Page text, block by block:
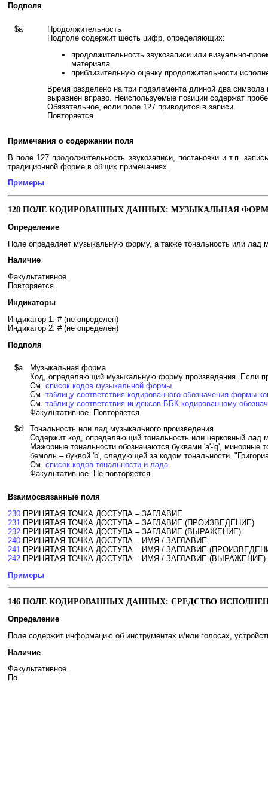
Подполя
$a
Продолжительность
Подполе содержит шесть цифр, определяющих:
продолжительность звукозаписи или визуально-
материала
приблизительную оценку продолжительности
Время разделено на три подэлемента длиной два
выравнен вправо. Неиспользуемые позиции содержат
Обязательное, если поле 127 приводится в записи.
Повторяется.
Примечания о содержании поля
В поле 127 продолжительность звукозаписи, постановки и т.п.
традиционной форме в общих примечаниях.
Примеры
128 ПОЛЕ КОДИРОВАННЫХ ДАННЫХ: МУЗЫКАЛЬНАЯ
Определение
Поле определяет музыкальную форму, а также тональность или лад
Наличие
Факультативное.
Повторяется.
Индикаторы
Индикатор 1: # (не определен)
Индикатор 2: # (не определен)
Подполя
$a
Музыкальная форма
Код, определяющий музыкальную форму произведения. Если
См. список кодов музыкальной формы.
См. таблицу соответствия кодированного обозначения формы
См. таблицу соответствия индексов ББК кодированному
Факультативное. Повторяется.
$d
Тональность или лад музыкального произведения
Содержит код, определяющий тональность или церковный лад
Мажорные тональности обозначаются буквами 'a'-'g', минорные
бемоль – буквой 'b', следующей за кодом тональности.
См. список кодов тональности и лада.
Факультативное. Не повторяется.
Взаимосвязанные поля
230 ПРИНЯТАЯ ТОЧКА ДОСТУПА – ЗАГЛАВИЕ
231 ПРИНЯТАЯ ТОЧКА ДОСТУПА – ЗАГЛАВИЕ (ПРОИЗВЕДЕНИЕ)
232 ПРИНЯТАЯ ТОЧКА ДОСТУПА – ЗАГЛАВИЕ (ВЫРАЖЕНИЕ)
240 ПРИНЯТАЯ ТОЧКА ДОСТУПА – ИМЯ / ЗАГЛАВИЕ
241 ПРИНЯТАЯ ТОЧКА ДОСТУПА – ИМЯ / ЗАГЛАВИЕ
242 ПРИНЯТАЯ ТОЧКА ДОСТУПА – ИМЯ / ЗАГЛАВИЕ (ВЫРАЖЕНИЕ)
Примеры
146 ПОЛЕ КОДИРОВАННЫХ ДАННЫХ: СРЕДСТВО
Определение
Поле содержит информацию об инструментах и/или голосах,
Наличие
Факультативное.
По